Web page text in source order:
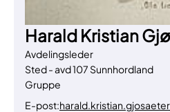
Harald Kristian
Avdelingsleder
Sted - avd 107 Sunnhordland
Gruppe
E-post: